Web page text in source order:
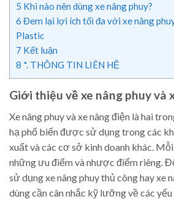
5 Khi nào nên dùng xe nâng phuy?
6 Đem lại lợi ích tối đa với xe nâng
Plastic
7 Kết luận
8 *. THÔNG TIN LIÊN HỆ
Giới thiệu về xe nâng phuy và
Xe nâng phuy và xe nâng điện là hai
hạ phổ biến được sử dụng trong các
xuất và các cơ sở kinh doanh khác.
những ưu điểm và nhược điểm riêng.
sử dụng xe nâng phuy thủ công hay xe
dùng cần cân nhắc kỹ lưỡng về các